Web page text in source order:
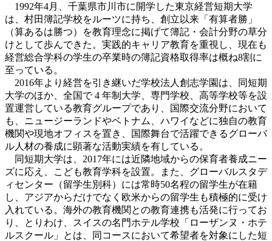
1992年4月、千葉県市川市に開学した東京経営短期大学
は、村田簿記学校をルーツに持ち、創立以来「有算者勝」
（算あるは勝つ）を教育理念に掲げて簿記・会計分野の草分
けとして歩んできた。実践的キャリア教育を重視し、現在も
経営総合学科の学生の卒業時の簿記資格取得率は概ね8割に
至っている。
2016年より経営を引き継いだ学校法人創志学園は、同短期
大学のほか、全国で 4 年制大学、専門学校、高等学校等を設
置運営している教育グループであり、国際交流分野において
も、ニュージーランドやベトナム、ハワイなどに独自の教育
機関や現地オフィスを置き、国際舞台で活躍できるグローバ
ル人材の養成に顕著な活動実績を有している。
同短期大学は、2017年には近隣地域からの保育者養成ニー
ズに応え、こども教育学科を設置。また、グローバルスタデ
ィセンター（留学生別科）には常時50名程の留学生が在籍
し、アジアからだけでなく欧米からの留学生も積極的に受け
入れている。海外の教育機関との教育連携も活発に行ってお
り、とりわけ、スイスの名門ホテル学校「ローザンヌ・ホテ
ルスクール」とは、同コースにおいて希望者を対象にした短